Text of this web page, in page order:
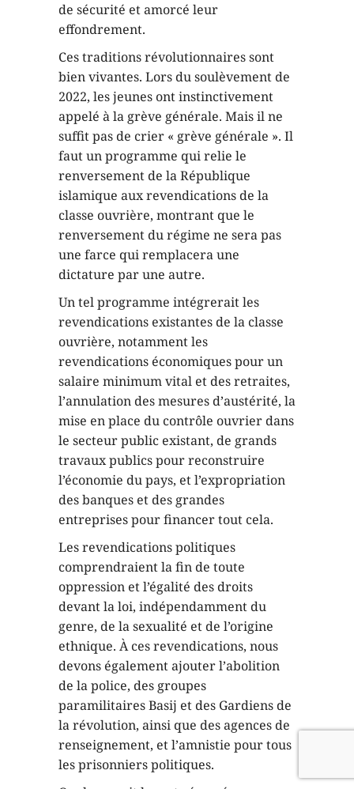
de sécurité et amorcé leur
effondrement.
Ces traditions révolutionnaires sont
bien vivantes. Lors du soulèvement de
2022, les jeunes ont instinctivement
appelé à la grève générale. Mais il ne
suffit pas de crier « grève générale ». Il
faut un programme qui relie le
renversement de la République
islamique aux revendications de la
classe ouvrière, montrant que le
renversement du régime ne sera pas
une farce qui remplacera une
dictature par une autre.
Un tel programme intégrerait les
revendications existantes de la classe
ouvrière, notamment les
revendications économiques pour un
salaire minimum vital et des retraites,
l’annulation des mesures d’austérité, la
mise en place du contrôle ouvrier dans
le secteur public existant, de grands
travaux publics pour reconstruire
l’économie du pays, et l’expropriation
des banques et des grandes
entreprises pour financer tout cela.
Les revendications politiques
comprendraient la fin de toute
oppression et l’égalité des droits
devant la loi, indépendamment du
genre, de la sexualité et de l’origine
ethnique. À ces revendications, nous
devons également ajouter l’abolition
de la police, des groupes
paramilitaires Basij et des Gardiens de
la révolution, ainsi que des agences de
renseignement, et l’amnistie pour tous
les prisonniers politiques.